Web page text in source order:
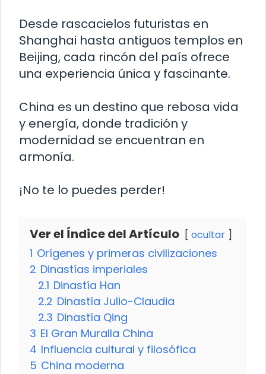
Desde rascacielos futuristas en
Shanghai hasta antiguos templos en
Beijing, cada rincón del país ofrece
una experiencia única y fascinante.
China es un destino que rebosa vida
y energía, donde tradición y
modernidad se encuentran en
armonía.
¡No te lo puedes perder!
Ver el Índice del Artículo ocultar
1 Orígenes y primeras civilizaciones
2 Dinastías imperiales
2.1 Dinastía Han
2.2 Dinastía Julio-Claudia
2.3 Dinastía Qing
3 El Gran Muralla China
4 Influencia cultural y filosófica
5 China moderna